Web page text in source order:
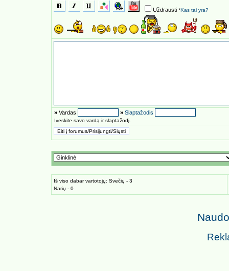
Uždrausti *Kas tai yra?
» Vardas » Slaptažodis
Iveskite savo vardą ir slaptažodį.
Iš viso dabar vartotojų: Svečių - 3
Narių - 0